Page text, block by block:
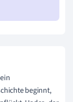
beginnt,